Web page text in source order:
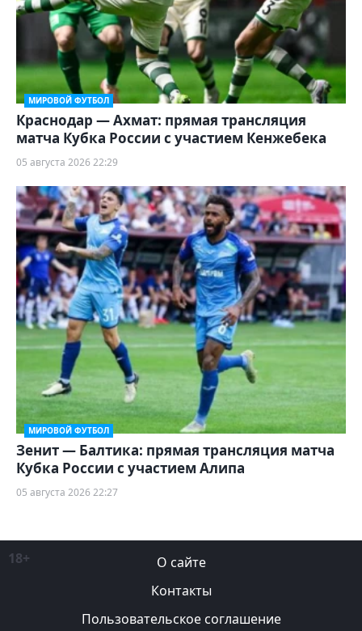
МИРОВОЙ ФУТБОЛ
Краснодар — Ахмат: прямая трансляция
матча Кубка России с участием Кенжебека
05 августа 2026 22:29
МИРОВОЙ ФУТБОЛ
Зенит — Балтика: прямая трансляция матча
Кубка России с участием Алипа
05 августа 2026 22:27
18+
О сайте
Контакты
Пользовательское соглашение